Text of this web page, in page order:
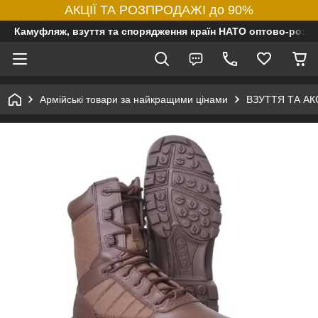
АКЦІЇ ТА РОЗПРОДАЖІ до 90%
Камуфляж, взуття та спорядження країн НАТО оптово-
Армійські товари за найкращими цінами ВЗУТТЯ ТА